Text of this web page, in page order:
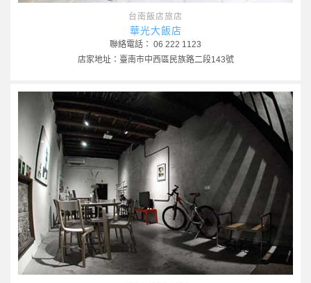
台南飯店旅店
華光大飯店
聯絡電話： 06 222 1123
店家地址：臺南市中西區民族路二段143號